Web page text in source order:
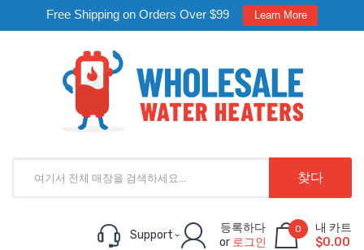
Free Shipping on Orders Over $99 Learn More
찾다
Support
등록하다
or 로그인
0
내 카트
$0.00